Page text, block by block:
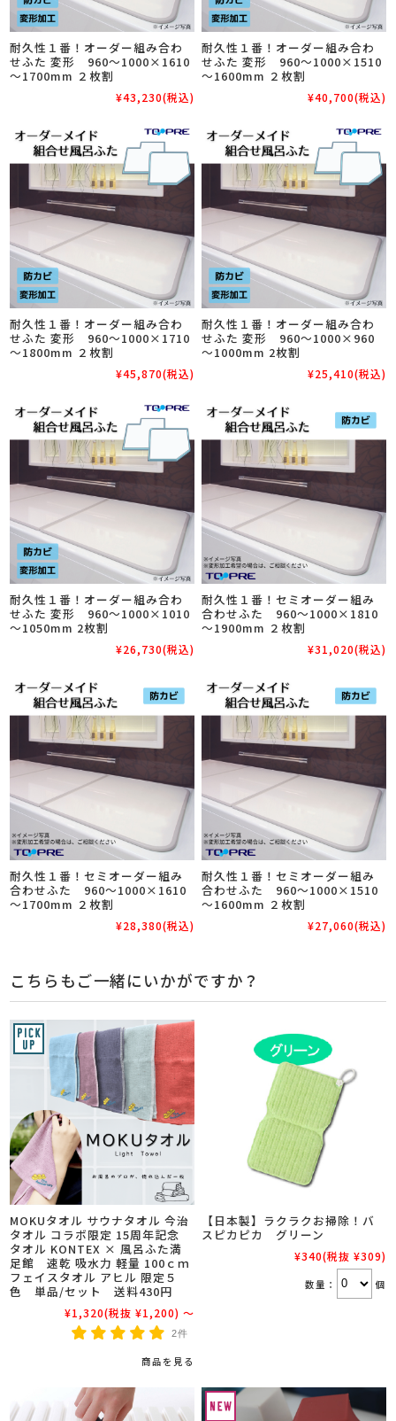
耐久性１番！オーダー組み合わ
せふた 変形 960～1000×1610
～1700mm ２枚割
¥43,230(税込)
耐久性１番！オーダー組み合わ
せふた 変形 960～1000×1510
～1600mm ２枚割
¥40,700(税込)
耐久性１番！オーダー組み合わ
せふた 変形 960～1000×1710
～1800mm ２枚割
¥45,870(税込)
耐久性１番！オーダー組み合わ
せふた 変形 960～1000×960
～1000mm 2枚割
¥25,410(税込)
耐久性１番！オーダー組み合わ
せふた 変形 960～1000×1010
～1050mm 2枚割
¥26,730(税込)
耐久性１番！セミオーダー組み
合わせふた 960～1000×1810
～1900mm ２枚割
¥31,020(税込)
耐久性１番！セミオーダー組み
合わせふた 960～1000×1610
～1700mm ２枚割
¥28,380(税込)
耐久性１番！セミオーダー組み
合わせふた 960～1000×1510
～1600mm ２枚割
¥27,060(税込)
こちらもご一緒にいかがですか？
MOKUタオル サウナタオル 今治
タオル コラボ限定 15周年記念
タオル KONTEX × 風呂ふた満
足館 速乾 吸水力 軽量 100ｃｍ
フェイスタオル アヒル 限定５
色 単品/セット 送料430円
¥1,320(税抜 ¥1,200) ～
2件
商品を見る
【日本製】ラクラクお掃除！バ
スピカピカ グリーン
¥340(税抜 ¥309)
数量： 個